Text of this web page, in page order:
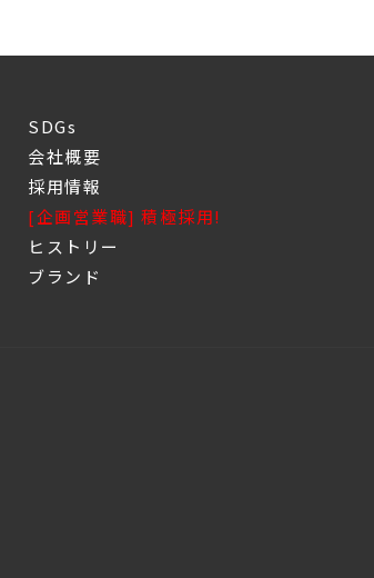
SDGs
会社概要
採用情報
[企画営業職] 積極採用!
ヒストリー
ブランド